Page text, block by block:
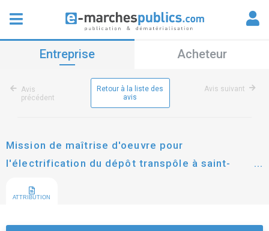
Entreprise Acheteur
Avis
précédent
Retour à la liste des
avis
Avis suivant
Mission de maîtrise d'oeuvre pour
l'électrification du dépôt transpôle à saint-
ATTRIBUTION